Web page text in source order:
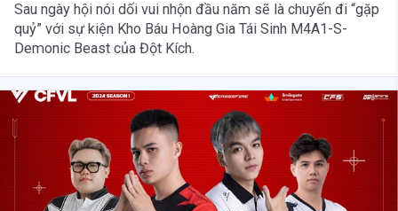
Sau ngày hội nói dối vui nhộn đầu năm sẽ là chuyến đi “gặp
quỷ” với sự kiện Kho Báu Hoàng Gia Tái Sinh M4A1-S-
Demonic Beast của Đột Kích.